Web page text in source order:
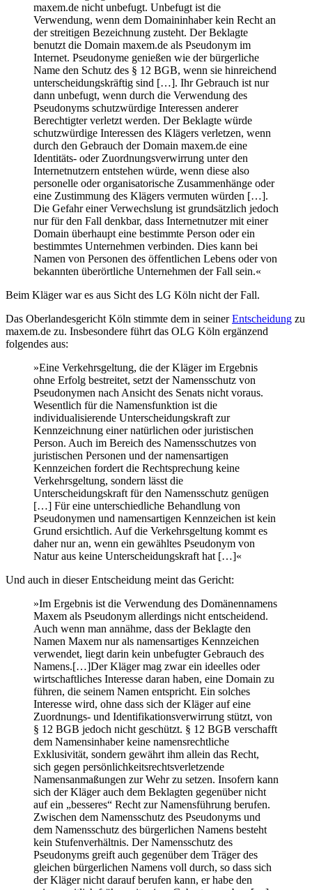
maxem.de nicht unbefugt. Unbefugt ist die
Verwendung, wenn dem Domaininhaber kein Recht an
der streitigen Bezeichnung zusteht. Der Beklagte
benutzt die Domain maxem.de als Pseudonym im
Internet. Pseudonyme genießen wie der bürgerliche
Name den Schutz des § 12 BGB, wenn sie hinreichend
unterscheidungskräftig sind […]. Ihr Gebrauch ist nur
dann unbefugt, wenn durch die Verwendung des
Pseudonyms schutzwürdige Interessen anderer
Berechtigter verletzt werden. Der Beklagte würde
schutzwürdige Interessen des Klägers verletzen, wenn
durch den Gebrauch der Domain maxem.de eine
Identitäts- oder Zuordnungsverwirrung unter den
Internetnutzern entstehen würde, wenn diese also
personelle oder organisatorische Zusammenhänge oder
eine Zustimmung des Klägers vermuten würden […].
Die Gefahr einer Verwechslung ist grundsätzlich jedoch
nur für den Fall denkbar, dass Internetnutzer mit einer
Domain überhaupt eine bestimmte Person oder ein
bestimmtes Unternehmen verbinden. Dies kann bei
Namen von Personen des öffentlichen Lebens oder von
bekannten überörtliche Unternehmen der Fall sein.«
Beim Kläger war es aus Sicht des LG Köln nicht der Fall.
Das Oberlandesgericht Köln stimmte dem in seinerEntscheidung zu
maxem.de zu. Insbesondere führt das OLG Köln ergänzend
folgendes aus:
»Eine Verkehrsgeltung, die der Kläger im Ergebnis
ohne Erfolg bestreitet, setzt der Namensschutz von
Pseudonymen nach Ansicht des Senats nicht voraus.
Wesentlich für die Namensfunktion ist die
individualisierende Unterscheidungskraft zur
Kennzeichnung einer natürlichen oder juristischen
Person. Auch im Bereich des Namensschutzes von
juristischen Personen und der namensartigen
Kennzeichen fordert die Rechtsprechung keine
Verkehrsgeltung, sondern lässt die
Unterscheidungskraft für den Namensschutz genügen
[…] Für eine unterschiedliche Behandlung von
Pseudonymen und namensartigen Kennzeichen ist kein
Grund ersichtlich. Auf die Verkehrsgeltung kommt es
daher nur an, wenn ein gewähltes Pseudonym von
Natur aus keine Unterscheidungskraft hat […]«
Und auch in dieser Entscheidung meint das Gericht:
»Im Ergebnis ist die Verwendung des Domänennamens
Maxem als Pseudonym allerdings nicht entscheidend.
Auch wenn man annähme, dass der Beklagte den
Namen Maxem nur als namensartiges Kennzeichen
verwendet, liegt darin kein unbefugter Gebrauch des
Namens.[…]Der Kläger mag zwar ein ideelles oder
wirtschaftliches Interesse daran haben, eine Domain zu
führen, die seinem Namen entspricht. Ein solches
Interesse wird, ohne dass sich der Kläger auf eine
Zuordnungs- und Identifikationsverwirrung stützt, von
§ 12 BGB jedoch nicht geschützt. § 12 BGB verschafft
dem Namensinhaber keine namensrechtliche
Exklusivität, sondern gewährt ihm allein das Recht,
sich gegen persönlichkeitsrechtsverletzende
Namensanmaßungen zur Wehr zu setzen. Insofern kann
sich der Kläger auch dem Beklagten gegenüber nicht
auf ein „besseres“ Recht zur Namensführung berufen.
Zwischen dem Namensschutz des Pseudonyms und
dem Namensschutz des bürgerlichen Namens besteht
kein Stufenverhältnis. Der Namensschutz des
Pseudonyms greift auch gegenüber dem Träger des
gleichen bürgerlichen Namens voll durch, so dass sich
der Kläger nicht darauf berufen kann, er habe den